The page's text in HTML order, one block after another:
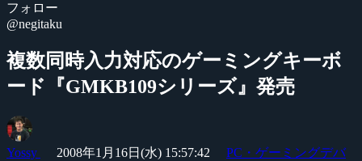
フォロー
@negitaku
複数同時入力対応のゲーミングキーボ
ード『GMKB109シリーズ』発売
Yossy 2008年1月16日(水) 15:57:42
PC・ゲーミングデバ